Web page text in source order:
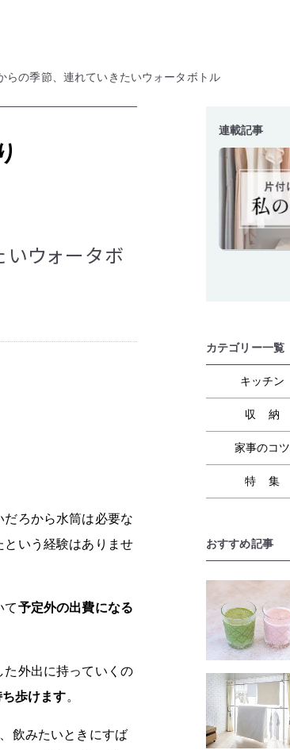
らの季節、連れていきたいウォータボトル
いウォータボ
ろから水筒は必要な
という経験はありませ
て予定外の出費になる
た外出に持っていくの
歩けます。
飲みたいときにすば
連載記事
カテゴリー一覧
キッチン
収納
家事のコツ
特集
おすすめ記事